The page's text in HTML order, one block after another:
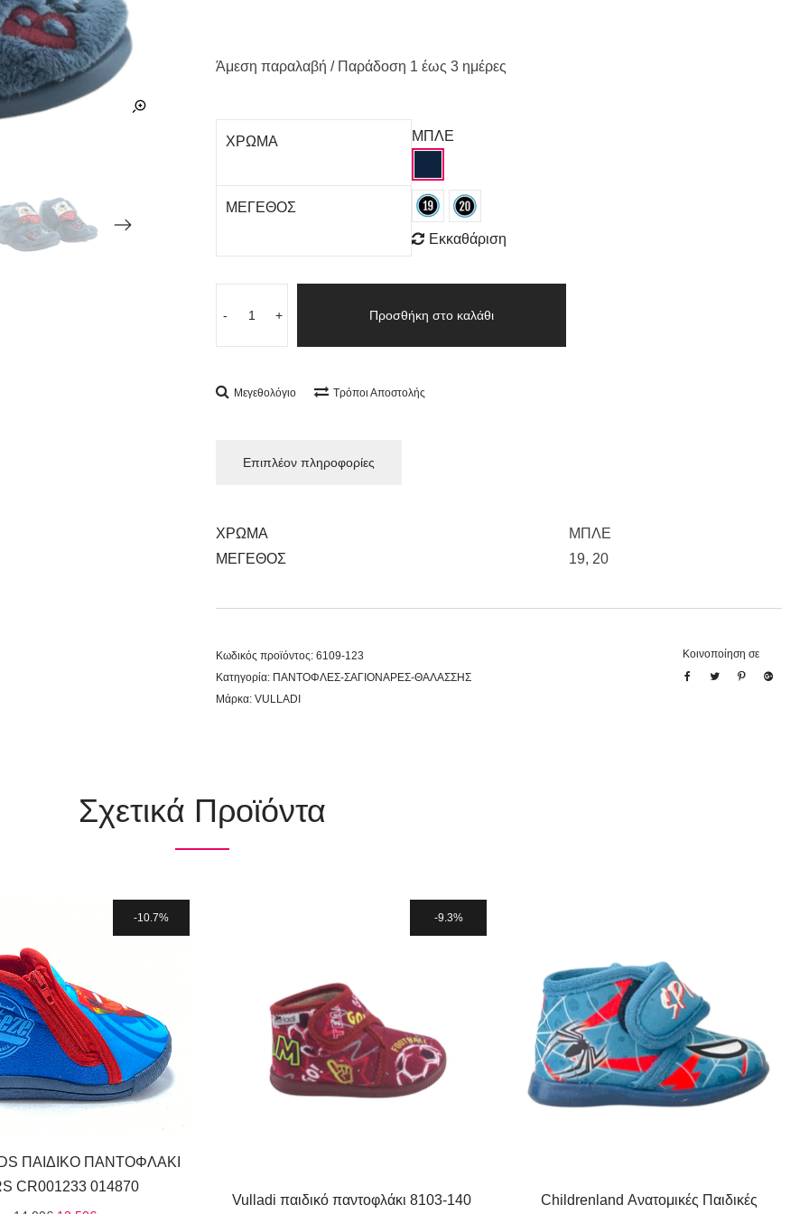
Άμεση παραλαβή / Παράδoση 1 έως 3 ημέρες
ΧΡΩΜΑ ΜΠΛΕ
ΜΕΓΕΘΟΣ
Εκκαθάριση
- + Προσθήκη στο καλάθι
Μεγεθολόγιο Τρόποι Αποστολής
Επιπλέον πληροφορίες
ΧΡΩΜΑ
ΜΠΛΕ
ΜΕΓΕΘΟΣ
19, 20
Κωδικός προϊόντος: 6109-123
Κατηγορία: ΠΑΝΤΟΦΛΕΣ-ΣΑΓΙΟΝΑΡΕΣ-ΘΑΛΑΣΣΗΣ
Μάρκα: VULLADI
Κοινοποίηση σε
Σχετικά Προϊόντα
10.7%
ΠΑΙΔΙΚΟ ΠΑΝΤΟΦΛΑΚΙ
CR001233 014870
9.3%
Vulladi παιδικό παντοφλάκι 8103-140 Childrenland Ανατομικές Παιδικές